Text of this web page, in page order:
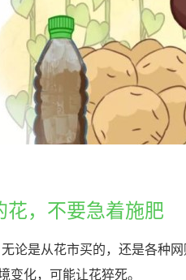
花，不要急着施肥
论是从花市买的，还是各种
变化，可能让花猝死。